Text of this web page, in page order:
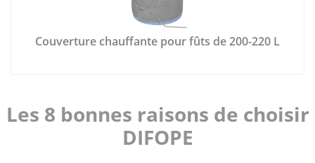
Couverture chauffante pour fûts de 200-220 L
Les 8 bonnes raisons de choisir
DIFOPE